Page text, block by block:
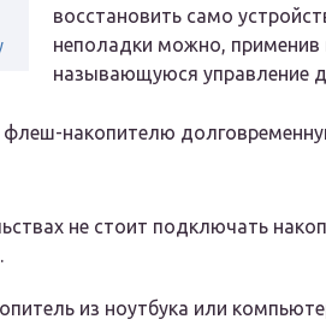
восстановить само
неполадки можно,
называющуюся управление
флеш-накопителю
не стоит подключать
из ноутбука или